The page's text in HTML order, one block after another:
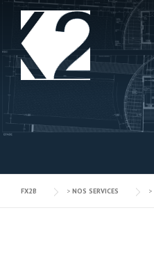
content
FX2B > NOS SERVICES >